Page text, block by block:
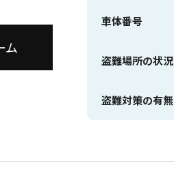
ム
車体番号
盗難場所の状況
盗難対策の有無